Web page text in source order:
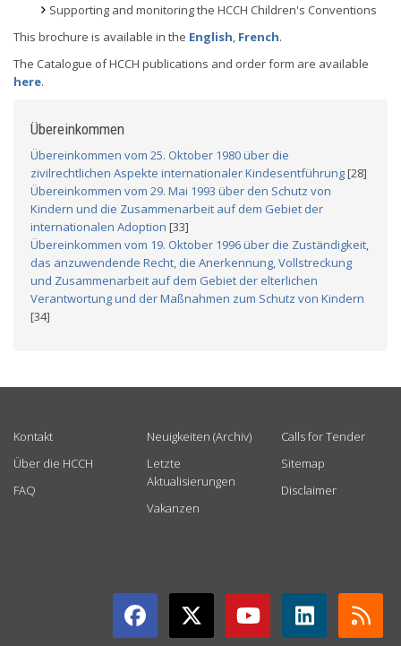
Supporting and monitoring the HCCH Children's Conventions
This brochure is available in the English, French.
The Catalogue of HCCH publications and order form are available
here.
Übereinkommen
Übereinkommen vom 25. Oktober 1980 über die
zivilrechtlichen Aspekte internationaler Kindesentführung[28]
Übereinkommen vom 29. Mai 1993 über den Schutz von
Kindern und die Zusammenarbeit auf dem Gebiet der
internationalen Adoption [33]
Übereinkommen vom 19. Oktober 1996 über die Zuständigkeit,
das anzuwendende Recht, die Anerkennung, Vollstreckung
und Zusammenarbeit auf dem Gebiet der elterlichen
Verantwortung und der Maßnahmen zum Schutz von Kindern
[34]
Kontakt
Über die HCCH
FAQ
Neuigkeiten (Archiv)
Letzte
Aktualisierungen
Vakanzen
Calls for Tender
Sitemap
Disclaimer